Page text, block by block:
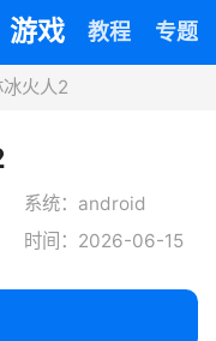
游戏 教程 专题
火人2
系统：android
时间：2026-06-15